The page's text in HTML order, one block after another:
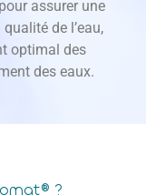
assurer une
de l’eau,
optimal des
des eaux.
?